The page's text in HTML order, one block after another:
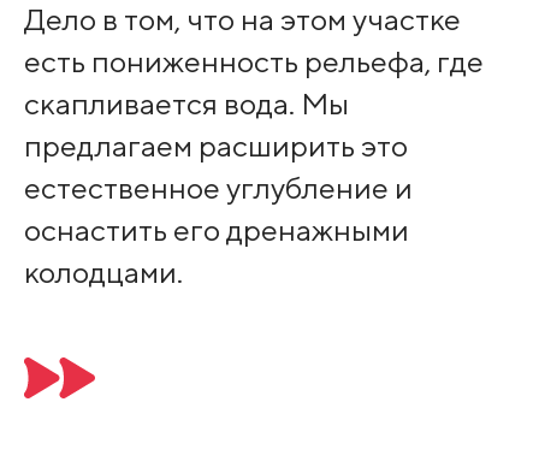
Дело в том, что на этом участке
есть пониженность рельефа, где
скапливается вода. Мы
предлагаем расширить это
естественное углубление и
оснастить его дренажными
колодцами.